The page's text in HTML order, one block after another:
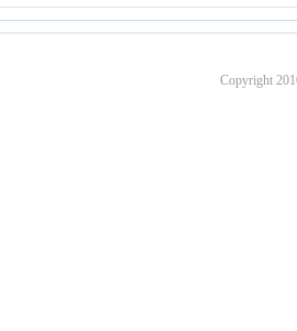
Copyright